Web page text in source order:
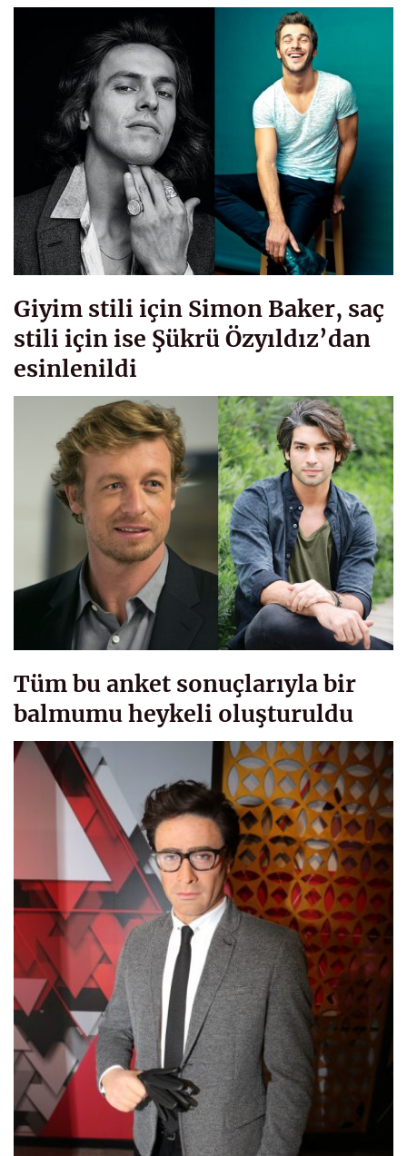
Giyim stili için Simon Baker, saç
stili için ise Şükrü Özyıldız’dan
esinlenildi
Tüm bu anket sonuçlarıyla bir
balmumu heykeli oluşturuldu